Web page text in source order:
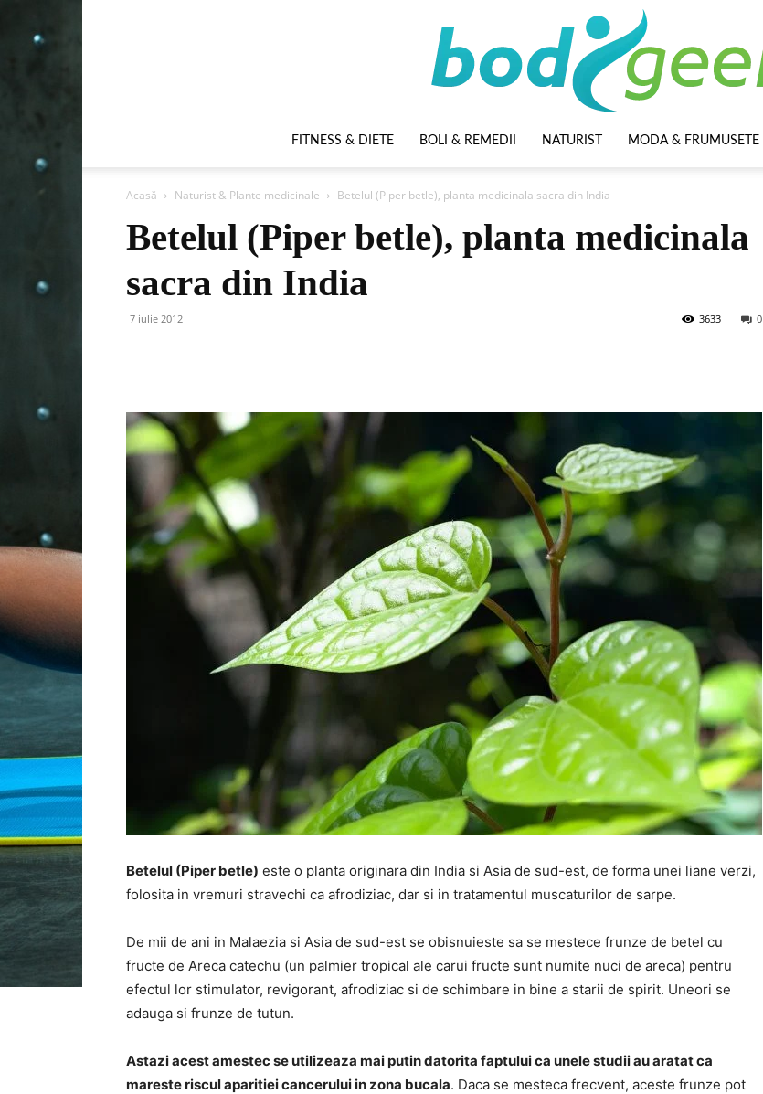
FITNESS & DIETE BOLI & REMEDII NATURIST MODA & FRUMUSETE
Acasă Naturist & Plante medicinale Betelul (Piper betle), planta medicinala sacra din India
Betelul (Piper betle), planta medicinala
sacra din India
7 iulie 2012 0
3633
Betelul (Piper betle) este o planta originara din India si Asia de sud-est, de forma unei liane verzi,
folosita in vremuri stravechi ca afrodiziac, dar si in tratamentul muscaturilor de sarpe.
De mii de ani in Malaezia si Asia de sud-est se obisnuieste sa se mestece frunze de betel cu
fructe de Areca catechu (un palmier tropical ale carui fructe sunt numite nuci de areca) pentru
efectul lor stimulator, revigorant, afrodiziac si de schimbare in bine a starii de spirit. Uneori se
adauga si frunze de tutun.
Astazi acest amestec se utilizeaza mai putin datorita faptului ca unele studii au aratat ca
mareste riscul aparitiei cancerului in zona bucala. Daca se mesteca frecvent, aceste frunze pot